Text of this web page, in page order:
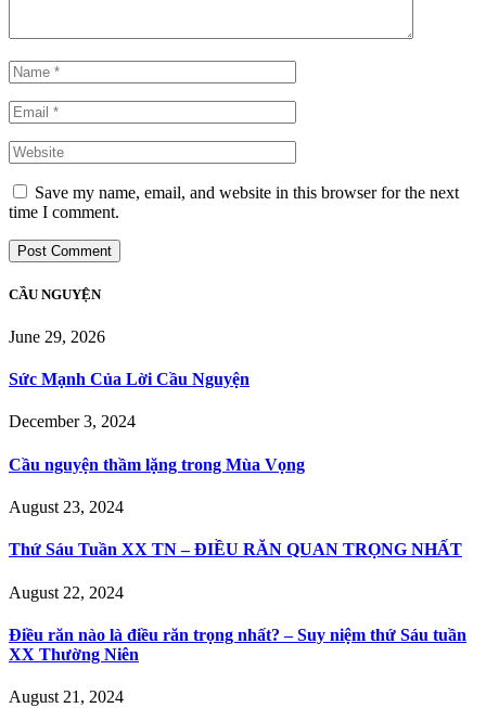
Save my name, email, and website in this browser for the next
time I comment.
CẦU NGUYỆN
June 29, 2026
Sức Mạnh Của Lời Cầu Nguyện
December 3, 2024
Cầu nguyện thầm lặng trong Mùa Vọng
August 23, 2024
Thứ Sáu Tuần XX TN – ĐIỀU RĂN QUAN TRỌNG NHẤT
August 22, 2024
Điều răn nào là điều răn trọng nhất? – Suy niệm thứ Sáu tuần
XX Thường Niên
August 21, 2024